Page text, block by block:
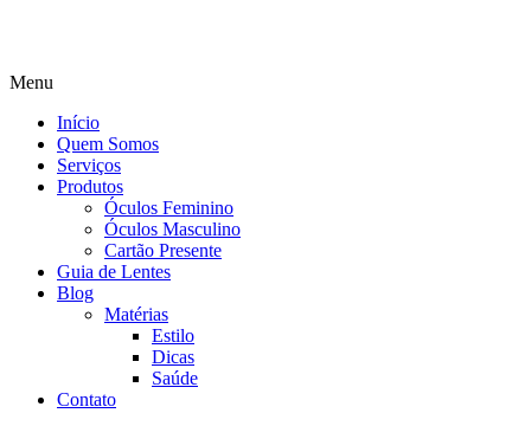
Menu
Início
Quem Somos
Serviços
Produtos
Óculos Feminino
Óculos Masculino
Cartão Presente
Guia de Lentes
Blog
Matérias
Estilo
Dicas
Saúde
Contato